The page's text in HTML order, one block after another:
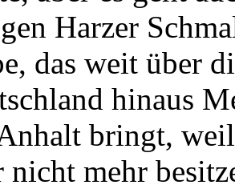
Harzer
das weit über
hinaus
bringt,
nicht mehr